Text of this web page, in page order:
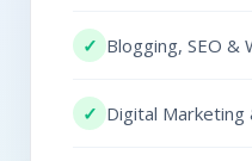
✓ Blogging, SEO &
✓ Digital